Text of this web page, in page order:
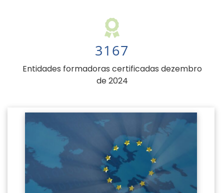
3167
Entidades formadoras certificadas dezembro
de 2024